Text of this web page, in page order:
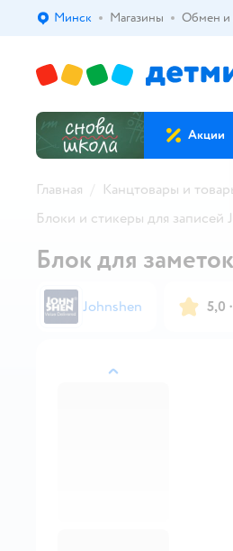
Выбор адреса доставки.
Минск Магазины Обмен и
Акции
Главная Канцтовары и
Блоки и стикеры для записей
назад
Блок для
Johnshen 5,0 ·